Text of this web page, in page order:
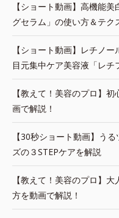
【ショート動画】高機能
グセラム」の使い方＆テク
【ショート動画】レチノ
目元集中ケア美容液「レチ
【教えて！美容のプロ】
画で解説！
【30秒ショート動画】う
ズの３STEPケアを解説
【教えて！美容のプロ】
方を動画で解説！